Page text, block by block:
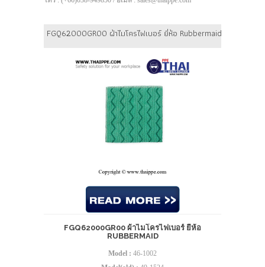
FGQ62000GR00 ผ้าไมโครไฟเบอร์ ยี่ห้อ Rubbermaid
FGQ62000GR00 ผ้าไมโครไฟเบอร์ ยี่ห้อ
RUBBERMAID
Model : 46-1002